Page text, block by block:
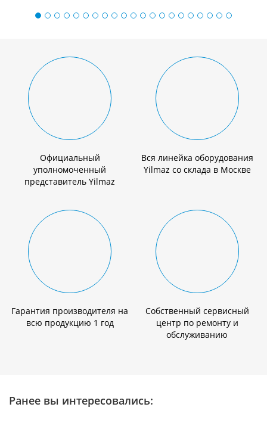
Официальный
уполномоченный
представитель Yilmaz
Вся линейка оборудования
Yilmaz со склада в Москве
Гарантия производителя на
всю продукцию 1 год
Собственный сервисный
центр по ремонту и
обслуживанию
Ранее вы интересовались: